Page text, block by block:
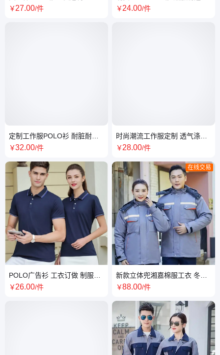
服商务精品工装订做免费看样
￥27.00/件
定制工作服POLO衫 耐脏耐磨
修身版型 舒适透气
￥32.00/件
POLO广告衫 工衣订做 制服厂
服免费设计打样 舒适透气
￥26.00/件
作服厂服 免费设计寄样工衣配
￥24.00/件
时尚潮流工作服定制 透气涤棉
面料 耐磨耐水洗 支持LOGO设
￥28.00/件
在线交易
新款立体兜湘嘉棉服工衣 冬装
制服订做耐磨保暖工作服
￥88.00/件